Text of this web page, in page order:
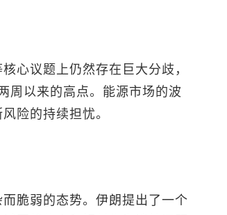
心议题上仍然存在巨大分歧，
周以来的高点。能源市场的波
险的持续担忧。
脆弱的态势。伊朗提出了一个